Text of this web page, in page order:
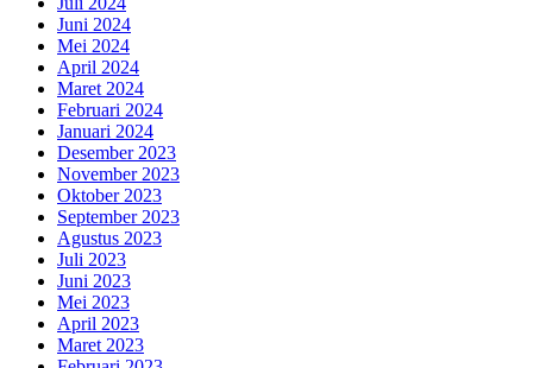
Juni 2024
Mei 2024
April 2024
Maret 2024
Februari 2024
Januari 2024
Desember 2023
November 2023
Oktober 2023
September 2023
Agustus 2023
Juli 2023
Juni 2023
Mei 2023
April 2023
Maret 2023